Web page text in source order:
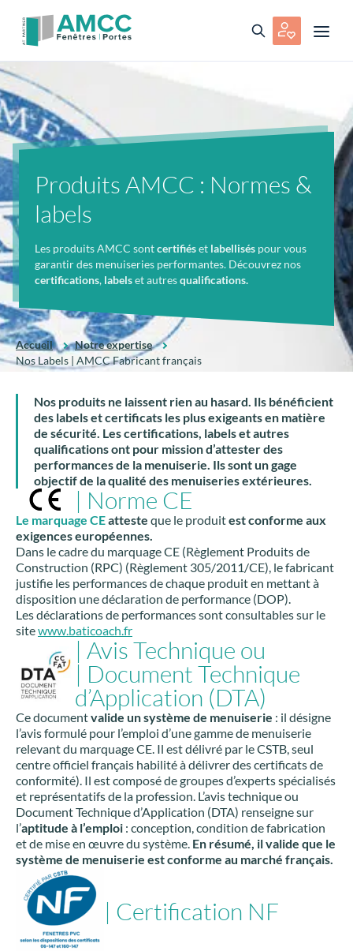
Produits AMCC : Normes &
labels
Les produits AMCC sontcertifiéset labellisés pour vous
garantir des menuiseries performantes. Découvrez nos
certifications, labelset autresqualifications.
Accueil
Notre expertise
Nos Labels | AMCC Fabricant français
Nos produits ne laissent rien au hasard. Ils bénéficient
des labels et certificats les plus exigeants en matière
de sécurité. Les certifications, labels et autres
qualifications ont pour mission d’attester des
performances de la menuiserie. Ils sont un gage
objectif de la qualité des menuiseries extérieures.
| Norme CE
Le marquage CEatteste que le produitest conforme aux
exigences européennes.
Dans le cadre du marquage CE (Règlement Produits de
Construction (RPC) (Règlement 305/2011/CE), le fabricant
justifie les performances de chaque produit en mettant à
disposition une déclaration de performance (DOP).
Les déclarations de performances sont consultables sur le
sitewww.baticoach.fr
| Avis Technique ou
| Document Technique
d’Application (DTA)
Ce documentvalide un système de menuiserie : il désigne
l’avis formulé pour l’emploi d’une gamme de menuiserie
relevant du marquage CE. Il est délivré par le CSTB, seul
centre officiel français habilité à délivrer des certificats de
conformité). Il est composé de groupes d’experts spécialisés
et représentatifs de la profession. L’avis technique ou
Document Technique d’Application (DTA) renseigne sur
l’aptitude à l’emploi : conception, condition de fabrication
et de mise en œuvre du système. En résumé, il valide que le
système de menuiserie est conforme au marché français.
| Certification NF